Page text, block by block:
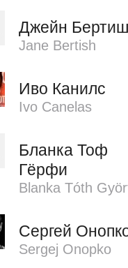
Джейн Бертиш
Jane Bertish
Иво Канилс
Ivo Canelas
Бланка Тоф
Гёрфи
Blanka Tóth
Сергей
Sergej Onopko